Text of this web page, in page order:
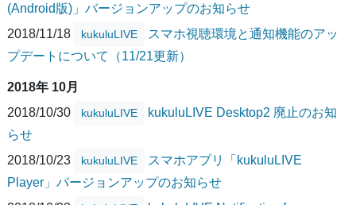
(Android版)」バージョンアップのお知らせ
2018/11/18
kukuluLIVE
スマホ視聴環境と通知機能のアッ
プデートについて（11/21更新）
2018年 10月
2018/10/30
kukuluLIVE
kukuluLIVE Desktop2 廃止のお知
らせ
2018/10/23
kukuluLIVE
スマホアプリ「kukuluLIVE
Player」バージョンアップのお知らせ